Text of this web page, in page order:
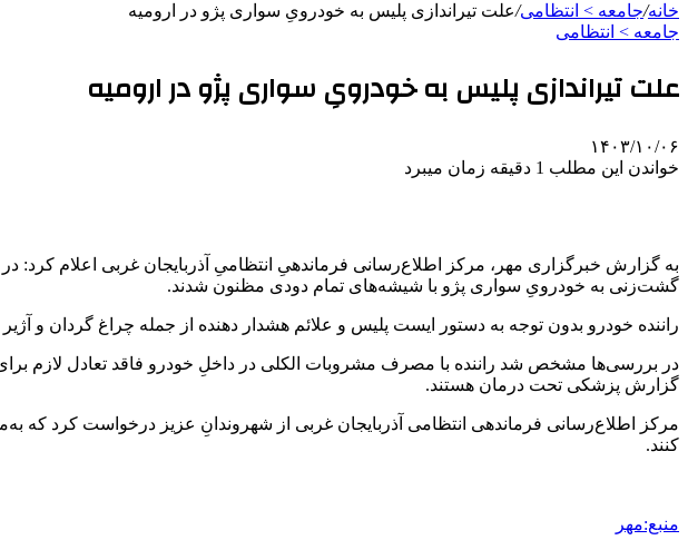
خانه/جامعه > انتظامی/علت تیراندازی پلیس به خودرویِ سواری پژو در ارومیه
جامعه > انتظامی
علت تیراندازی پلیس به خودرویِ سواری پژو در ارومیه
۱۴۰۳/۱۰/۰۶
خواندن این مطلب 1 دقیقه زمان میبرد
گشت‌زنی به خودرویِ سواری پژو با شیشه‌های تمام دودی مظنون شدند.
راننده خودرو بدون توجه به دستور ایست پلیس و علائم هشدار دهنده از جمله چراغ گردان و
در بررسی‌ها مشخص شد راننده با مصرف مشروبات الکلی در داخلِ خودرو فاقد تعادل لازم
گزارش پزشکی تحت درمان هستند.
مرکز اطلاع‌رسانی فرماندهی انتظامی آذربایجان غربی از شهروندانِ عزیز درخواست کرد که
کنند.
منبع:مهر